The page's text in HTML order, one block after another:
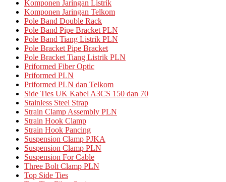
Komponen Jaringan Listrik
Komponen Jaringan Telkom
Pole Band Double Rack
Pole Band Pipe Bracket PLN
Pole Band Tiang Listrik PLN
Pole Bracket Pipe Bracket
Pole Bracket Tiang Listrik PLN
Priformed Fiber Optic
Priformed PLN
Priformed PLN dan Telkom
Side Ties UK Kabel A3CS 150 dan 70
Stainless Steel Strap
Strain Clamp Assembly PLN
Strain Hook Clamp
Strain Hook Pancing
Suspension Clamp PJKA
Suspension Clamp PLN
Suspension For Cable
Three Bolt Clamp PLN
Top Side Ties